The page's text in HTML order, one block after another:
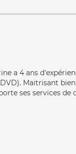
a 4 ans
Maitrisant
ses services